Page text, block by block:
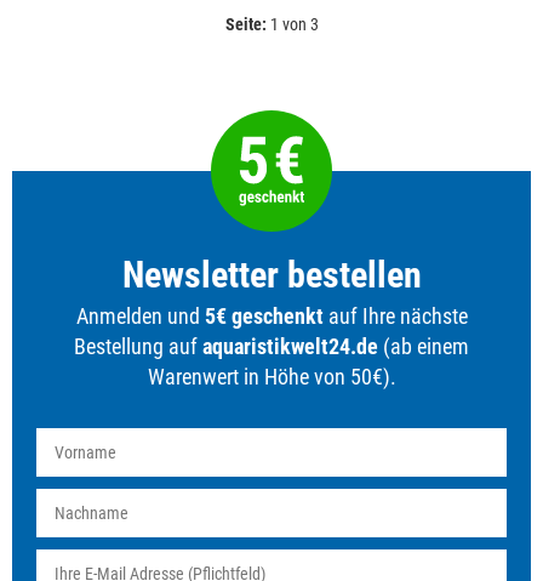
Seite: 1 von 3
Newsletter bestellen
Anmelden und 5€ geschenktauf Ihre nächste
Bestellung aufaquaristikwelt24.de (ab einem
Warenwert in Höhe von 50€).